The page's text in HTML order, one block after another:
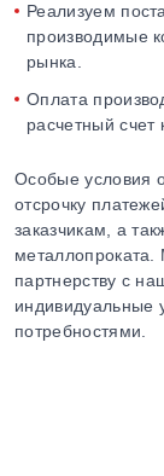
Реализуем
производимые
рынка.
Оплата
расчетный счет
Особые условия
отсрочку
заказчикам, а
партнерству с
индивидуальные
потребностями.